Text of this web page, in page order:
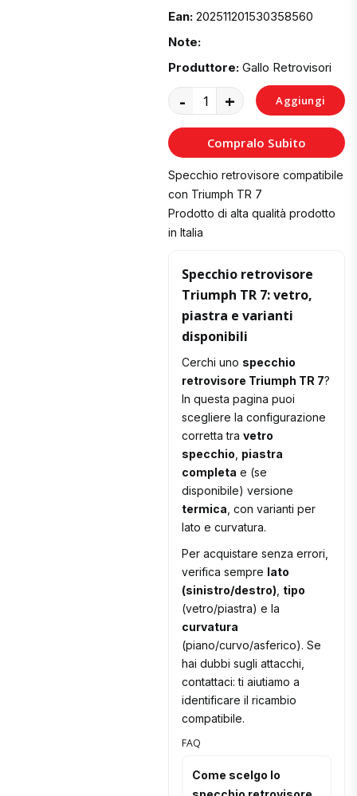
Ean: 202511201530358560
Note:
Produttore: Gallo Retrovisori
- + Aggiungi
al
Carrello
Compralo Subito
Specchio retrovisore compatibile
con Triumph TR 7
Prodotto di alta qualità prodotto
in Italia
Specchio retrovisore
Triumph TR 7: vetro,
piastra e varianti
disponibili
Cerchi uno specchio
retrovisore Triumph TR 7?
In questa pagina puoi
scegliere la configurazione
corretta travetro
specchio piastra
completa e (se
disponibile) versione
termica , con varianti per
lato e curvatura.
Per acquistare senza errori,
verifica sempre lato
(sinistro/destro) tipo
(vetro/piastra) e la
curvatura
(piano/curvo/asferico). Se
hai dubbi sugli attacchi,
contattaci: ti aiutiamo a
identificare il ricambio
compatibile.
FAQ
Come scelgo lo